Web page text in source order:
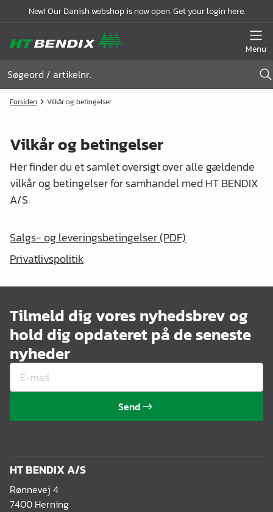
New! Our Danish webshop is now open. Get your login here.
Menu
Forsiden Vilkår og betingelser
Vilkår og betingelser
Her finder du et samlet oversigt over alle gældende
vilkår og betingelser for samhandel med HT BENDIX
A/S.
Salgs- og leveringsbetingelser (PDF)
Privatlivspolitik
Tilmeld dig vores nyhedsbrev og
hold dig opdateret på de seneste
nyheder
Send
HT BENDIX A/S
Rønnevej 4
7400 Herning